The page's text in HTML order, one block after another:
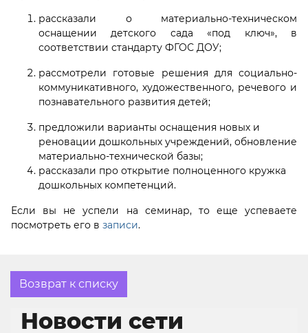
рассказали о материально-техническом
оснащении детского сада «под ключ», в
соответствии стандарту ФГОС ДОУ;
рассмотрели готовые решения для социально-
коммуникативного, художественного, речевого и
познавательного развития детей;
предложили варианты оснащения новых и
реновации дошкольных учреждений, обновление
материально-технической базы;
рассказали про открытие полноценного кружка
дошкольных компетенций.
Если вы не успели на семинар, то еще успеваете
посмотреть его в записи.
Возврат к списку
Новости сети